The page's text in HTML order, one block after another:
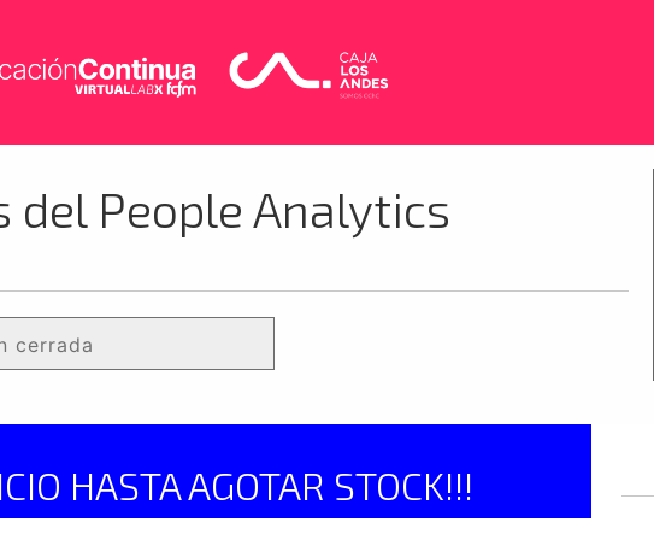
del People Analytics
cerrada
HASTA AGOTAR STOCK!!!